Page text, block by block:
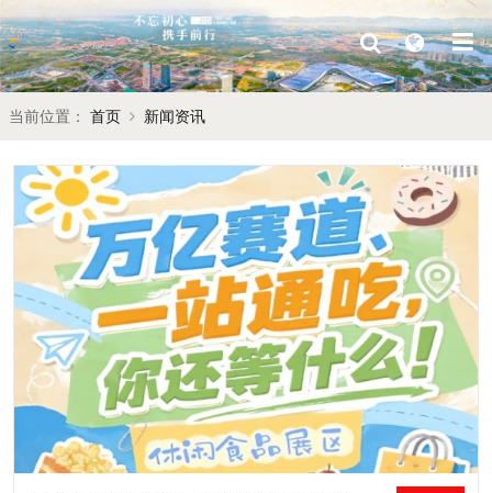
当前位置： 首页 新闻资讯